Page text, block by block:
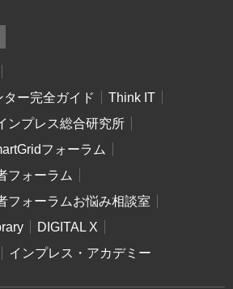
ー完全ガイド
Think IT
ンプレス総合研究所
フォーラム
フォーラム
フォーラムお悩み相談室
DIGITAL X
インプレス・アカデミー